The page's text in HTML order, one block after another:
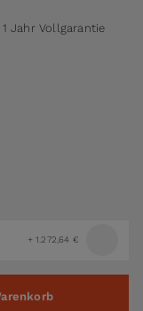
Jahr Vollgarantie
+ 1.272,64 €